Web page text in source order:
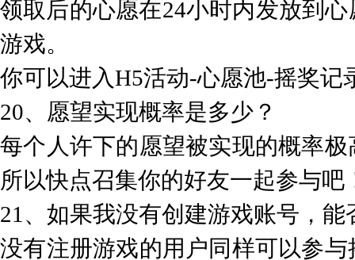
领取后的心愿在24小时内发放到
游戏。
你可以进入H5活动-心愿池-摇奖记
20、愿望实现概率是多少？
每个人许下的愿望被实现的概率
所以快点召集你的好友一起参与吧
21、如果我没有创建游戏账号，
没有注册游戏的用户同样可以参